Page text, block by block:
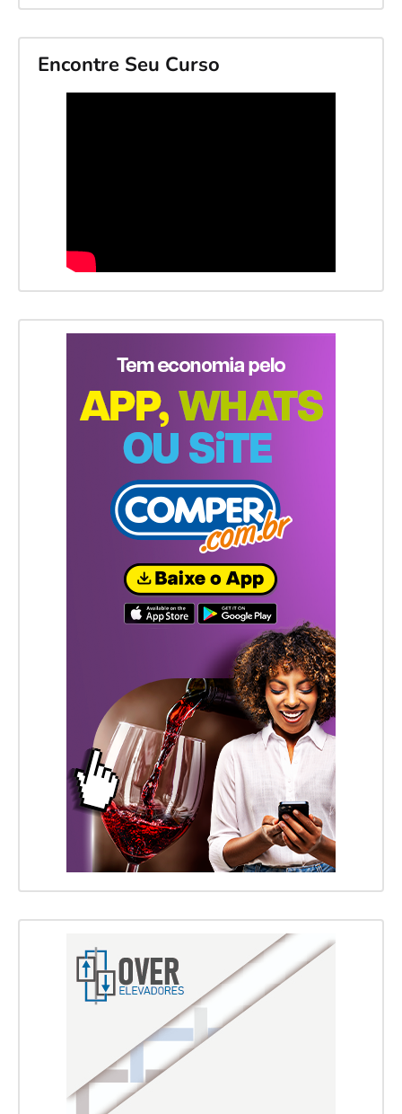
Encontre Seu Curso